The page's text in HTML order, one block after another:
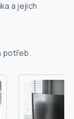
a jejich
potřeb.